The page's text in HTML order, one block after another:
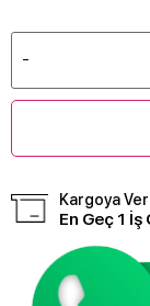
Kargoya
En Geç 1